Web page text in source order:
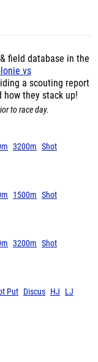
field database in the
vs
a scouting report
they stack up!
to race day.
3200m Shot
1500m Shot
3200m Shot
Put Discus HJ LJ